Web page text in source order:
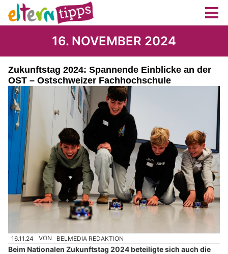
16. NOVEMBER 2024
Zukunftstag 2024: Spannende Einblicke an der
OST – Ostschweizer Fachhochschule
16.11.24 VON BELMEDIA REDAKTION
Beim Nationalen Zukunftstag 2024 beteiligte sich auch die